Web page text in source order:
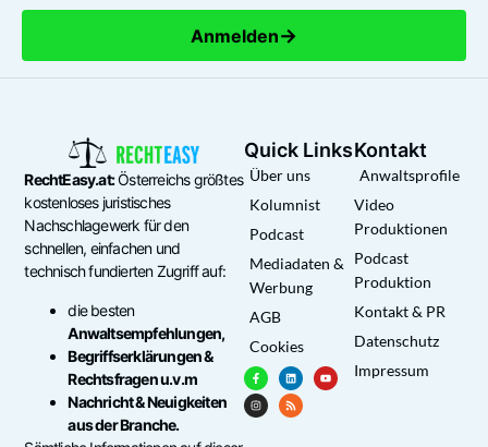
Anmelden→
RechtEasy.at:Österreichs größtes
kostenloses juristisches
Nachschlagewerk für den
schnellen, einfachen und
technisch fundierten Zugriff auf:
die besten
Anwaltsempfehlungen,
Begriffserklärungen &
Rechtsfragen u.v.m
Nachricht & Neuigkeiten
aus der Branche.
Quick Links
Über uns
Kolumnist
Podcast
Mediadaten &
Werbung
AGB
Cookies
Kontakt
Anwaltsprofile
Video
Produktionen
Podcast
Produktion
Kontakt & PR
Datenschutz
Impressum